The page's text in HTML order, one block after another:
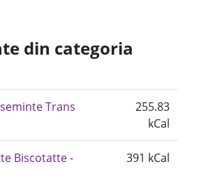
din categoria
Trans
255.83
kCal
Biscotatte -
391 kCal